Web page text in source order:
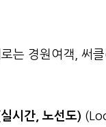
는 경원여객, 써
시간, 노선도)